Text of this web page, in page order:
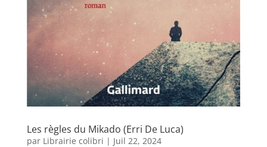
Les règles du Mikado (Erri De Luca)
par Librairie colibri | Juil 22, 2024